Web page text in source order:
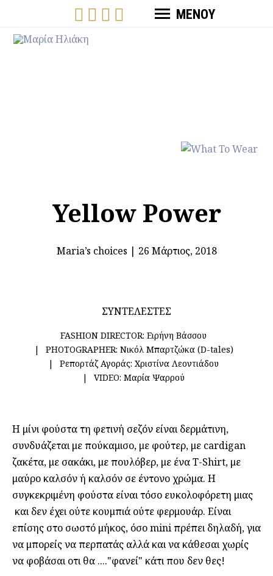
ΜΕΝΟΥ
Yellow Power
Μaria’s choices | 26 Μάρτιος, 2018
ΣΥΝΤΕΛΕΣΤΕΣ
FASHION DIRECTOR: Ειρήνη Βάσσου
PHOTOGRAPHER: Νικόλ Μπαρτζώκα (D-tales)
Ρεπορτάζ Αγοράς: Χριστίνα Λεοντιάδου
VIDEO: Μαρία Ψαρρού
H μίνι φούστα τη φετινή σεζόν είναι δερμάτινη,
συνδυάζεται με πούκαμισο, με φούτερ, με cardigan
ζακέτα, με σακάκι, με πουλόβερ, με ένα T-Shirt, με
μαύρο καλσόν ή καλσόν σε έντονο χρώμα. Η
συγκεκριμένη φούστα είναι τόσο ευκολοφόρετη μιας
και δεν έχει ούτε κουμπιά ούτε φερμουάρ. Είναι
επίσης στο σωστό μήκος, όσο mini πρέπει δηλαδή, για
να μπορείς να περπατάς αλλά και να κάθεσαι χωρίς
να φοβάσαι οτι θα ...."φανεί" κάτι που δεν θες!